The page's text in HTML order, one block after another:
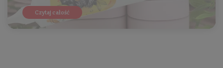
Czytaj całość